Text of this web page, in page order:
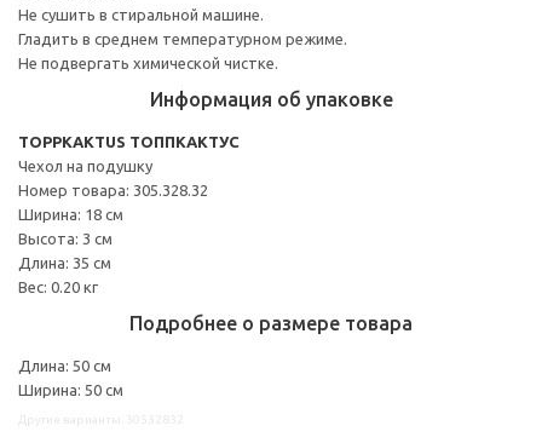
Не сушить в стиральной машине.
Гладить в среднем температурном режиме.
Не подвергать химической чистке.
Информация об упаковке
TOPPKAKTUS ТОППКАКТУС
Чехол на подушку
Номер товара: 305.328.32
Ширина: 18 см
Высота: 3 см
Длина: 35 см
Вес: 0.20 кг
Подробнее о размере товара
Длина: 50 см
Ширина: 50 см